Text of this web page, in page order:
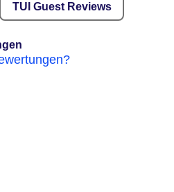
TUI Guest Reviews